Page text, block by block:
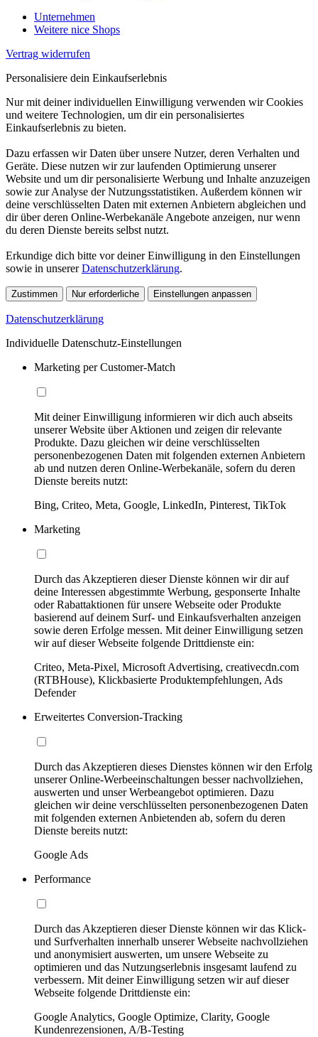
Unternehmen
Weitere nice Shops
Vertrag widerrufen
Personalisiere dein Einkaufserlebnis
Nur mit deiner individuellen Einwilligung verwenden wir Cookies
und weitere Technologien, um dir ein personalisiertes
Einkaufserlebnis zu bieten.
Dazu erfassen wir Daten über unsere Nutzer, deren Verhalten und
Geräte. Diese nutzen wir zur laufenden Optimierung unserer
Website und um dir personalisierte Werbung und Inhalte anzuzeigen
sowie zur Analyse der Nutzungsstatistiken. Außerdem können wir
deine verschlüsselten Daten mit externen Anbietern abgleichen und
dir über deren Online-Werbekanäle Angebote anzeigen, nur wenn
du deren Dienste bereits selbst nutzt.
Erkundige dich bitte vor deiner Einwilligung in den Einstellungen
sowie in unsererDatenschutzerklärung.
Zustimmen Nur erforderliche Einstellungen anpassen
Datenschutzerklärung
Individuelle Datenschutz-Einstellungen
Marketing per Customer-Match
Mit deiner Einwilligung informieren wir dich auch abseits
unserer Website über Aktionen und zeigen dir relevante
Produkte. Dazu gleichen wir deine verschlüsselten
personenbezogenen Daten mit folgenden externen Anbietern
ab und nutzen deren Online-Werbekanäle, sofern du deren
Dienste bereits nutzt:
Bing, Criteo, Meta, Google, LinkedIn, Pinterest, TikTok
Marketing
Durch das Akzeptieren dieser Dienste können wir dir auf
deine Interessen abgestimmte Werbung, gesponserte Inhalte
oder Rabattaktionen für unsere Webseite oder Produkte
basierend auf deinem Surf- und Einkaufsverhalten anzeigen
sowie deren Erfolge messen. Mit deiner Einwilligung setzen
wir auf dieser Webseite folgende Drittdienste ein:
Criteo, Meta-Pixel, Microsoft Advertising, creativecdn.com
(RTBHouse), Klickbasierte Produktempfehlungen, Ads
Defender
Erweitertes Conversion-Tracking
Durch das Akzeptieren dieses Dienstes können wir den Erfolg
unserer Online-Werbeeinschaltungen besser nachvollziehen,
auswerten und unser Werbeangebot optimieren. Dazu
gleichen wir deine verschlüsselten personenbezogenen Daten
mit folgenden externen Anbietenden ab, sofern du deren
Dienste bereits nutzt:
Google Ads
Performance
Durch das Akzeptieren dieser Dienste können wir das Klick-
und Surfverhalten innerhalb unserer Webseite nachvollziehen
und anonymisiert auswerten, um unsere Webseite zu
optimieren und das Nutzungserlebnis insgesamt laufend zu
verbessern. Mit deiner Einwilligung setzen wir auf dieser
Webseite folgende Drittdienste ein:
Google Analytics, Google Optimize, Clarity, Google
Kundenrezensionen, A/B-Testing